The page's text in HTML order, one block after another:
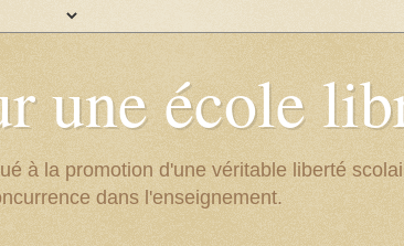
une école
à la promotion d'une véritable liberté
dans l'enseignement.